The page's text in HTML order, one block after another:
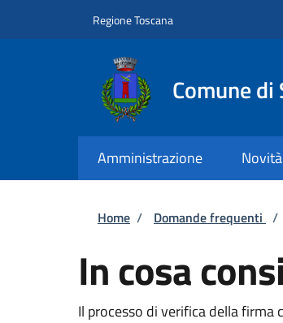
Regione Toscana
Comune di
Amministrazione Novità
Briciole di
Home / Domande frequenti /
In cosa
Il processo di verifica della firma